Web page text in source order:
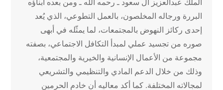
الملك عبدالعزيز آل سعود ـ رحمه الله ـ ومن بعده أبناؤه
البررة ورجاله المخلصون، بالعمل التطوعي، الذي يُعد
إحدى ركائز النهوض بالمجتمعات، لما يمثّله في أبهى
صوره من تجسيد عملي لمبدأ التكافل الاجتماعي، بصفته
مجموعة من الأعمال الإنسانية والخيرية والمجتمعية،
وذلك من خلال الدعم المادي والتنظيمي والتشريعي
لمجالاته المختلفة. كما أكد معاليه أن خادم الحرمين